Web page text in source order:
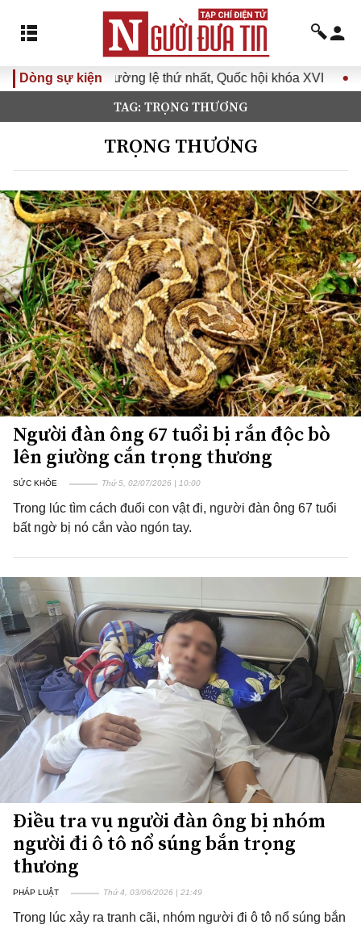
Dòng sự kiện
lệ thứ nhất, Quốc hội khóa XVI Đưa Nghị quyết Đại hội
TAG: TRỌNG THƯƠNG
TRỌNG THƯƠNG
Người đàn ông 67 tuổi bị rắn độc bò
lên giường cắn trọng thương
SỨC KHỎE Thứ 5, 02/07/2026 | 10:00
Trong lúc tìm cách đuổi con vật đi, người đàn ông 67 tuổi
bất ngờ bị nó cắn vào ngón tay.
Điều tra vụ người đàn ông bị nhóm
người đi ô tô nổ súng bắn trọng
thương
PHÁP LUẬT Thứ 4, 03/06/2026 | 21:49
Trong lúc xảy ra tranh cãi, nhóm người đi ô tô nổ súng bắn